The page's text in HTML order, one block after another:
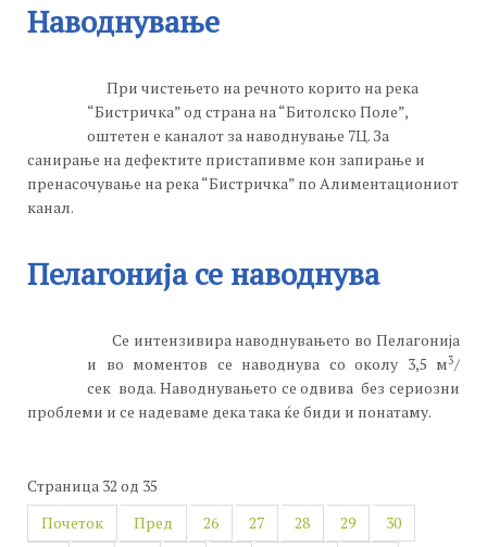
Наводнување
При чистењето на речното корито на река
“Бистричка” од страна на “Битолско Поле”,
оштетен е каналот за наводнување 7Ц. За
санирање на дефектите пристапивме кон запирање и
пренасочување на река “Бистричка” по Алиментациониот
канал.
Пелагонија се наводнува
Се интензивира наводнувањето во Пелагонија
и во моментов се наводнува со околу 3,5 м3/
сек вода. Наводнувањето се одвива без сериозни
проблеми и се надеваме дека така ќе биди и понатаму.
Страница 32 од 35
Почеток
Пред 26 27 28 29
30